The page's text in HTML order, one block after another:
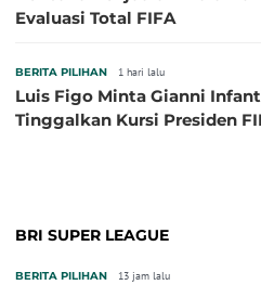
Evaluasi Total FIFA
BERITA PILIHAN 1 hari lalu
Luis Figo Minta Gianni
Tinggalkan Kursi Presiden
BRI SUPER LEAGUE
BERITA PILIHAN 13 jam lalu